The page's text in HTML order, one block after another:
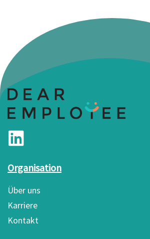
Organisation
Über uns
Karriere
Kontakt